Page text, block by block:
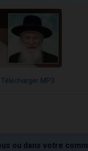
MP3
ou dans votre